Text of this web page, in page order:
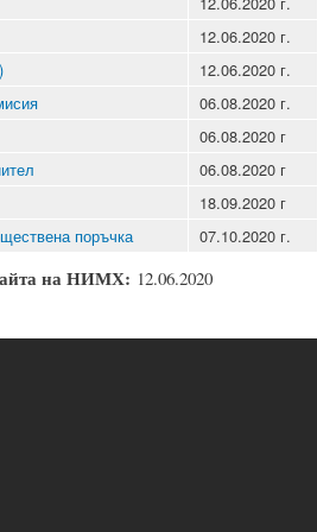
12.06.2020 г.
12.06.2020 г.
06.08.2020 г.
06.08.2020 г
06.08.2020 г
18.09.2020 г
поръчка
07.10.2020 г.
на НИМХ: 12.06.2020